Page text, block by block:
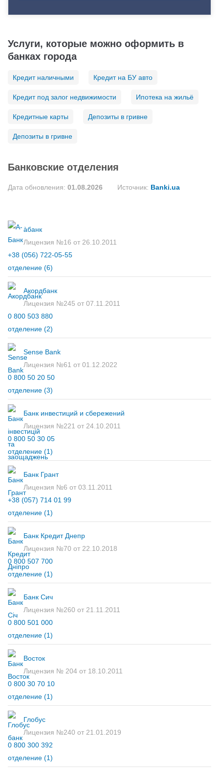
Услуги, которые можно оформить в
банках города
Кредит наличными Кредит на БУ авто
Кредит под залог недвижимости Ипотека на жильё
Кредитные карты Депозиты в гривне
Депозиты в гривне
Банковские отделения
Дата обновления: 01.08.2026 Источник: Banki.ua
àбанк
Лицензия №16 от 26.10.2011
+38 (056) 722-05-55
отделение (6)
Акордбанк
Лицензия №245 от 07.11.2011
0 800 503 880
отделение (2)
Sense Bank
Лицензия №61 от 01.12.2022
0 800 50 20 50
отделение (3)
Банк инвестиций и сбережений
Лицензия №221 от 24.10.2011
0 800 50 30 05
отделение (1)
Банк Грант
Лицензия №6 от 03.11.2011
+38 (057) 714 01 99
отделение (1)
Банк Кредит Днепр
Лицензия №70 от 22.10.2018
0 800 507 700
отделение (1)
Банк Сич
Лицензия №260 от 21.11.2011
0 800 501 000
отделение (1)
Восток
Лицензия № 204 от 18.10.2011
0 800 30 70 10
отделение (1)
Глобус
Лицензия №240 от 21.01.2019
0 800 300 392
отделение (1)